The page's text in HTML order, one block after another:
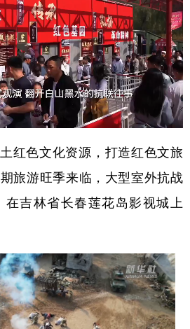
图片 政务
件 金融 汽车
信息化 数字经济
兴 银龄 溯源中国
时尚 悦读
路 亚太网 上市公司
河北 山西
红色文化资源，打造红色文旅
旅游旺季来临，大型室外抗战
吉林省长春莲花岛影视城上